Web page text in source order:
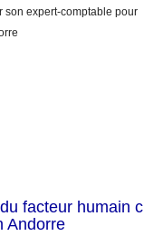
du facteur humain
Andorre